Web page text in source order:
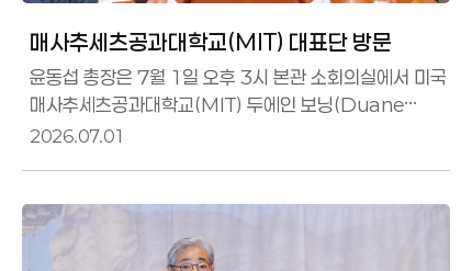
매사추세츠공과대학교(MIT) 대표단 방문
윤동섭 총장은 7월 1일 오후 3시 본관 소회의실에서 미국
매사추세츠공과대학교(MIT) 두에인 보닝(Duane
Boning) 국제협력부총장과 김인송(Insong Kim)
실질적인 협력 방안을 논의했다.
2026.07.01